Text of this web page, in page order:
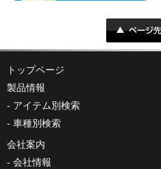
トップページ
製品情報
アイテム別検索
車種別検索
会社案内
会社情報